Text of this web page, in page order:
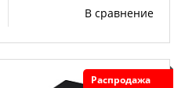
В сравнение
Распродажа